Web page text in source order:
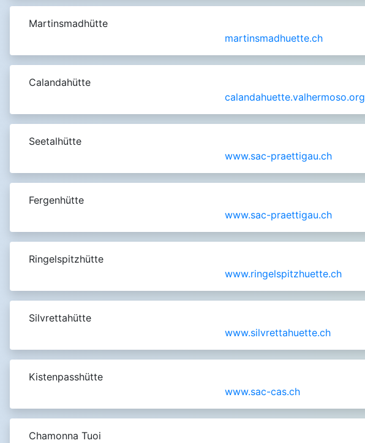
Martinsmadhütte
martinsmadhuette.ch
Calandahütte
calandahuette.valhermoso.org
Seetalhütte
www.sac-praettigau.ch
Fergenhütte
www.sac-praettigau.ch
Ringelspitzhütte
www.ringelspitzhuette.ch
Silvrettahütte
www.silvrettahuette.ch
Kistenpasshütte
www.sac-cas.ch
Chamonna Tuoi